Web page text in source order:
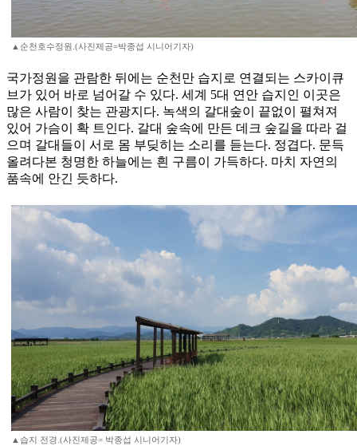
▲순천호수정원.(사진제공=박종섭 시니어기자)
국가정원을 관람한 뒤에는 순천만 습지로 연결되는 스카이큐
브가 있어 바로 넘어갈 수 있다. 세계 5대 연안 습지인 이곳은
많은 사람이 찾는 관광지다. 녹색의 갈대숲이 끝없이 펼쳐져
있어 가슴이 확 트인다. 갈대 숲속에 만든 데크 숲길을 따라 걸
으며 갈대들이 서로 몸 부딪히는 소리를 듣는다. 정겹다. 문득
올려다본 청명한 하늘에는 흰 구름이 가득하다. 마치 자연의
품속에 안긴 듯하다.
▲습지 전경.(사진제공= 박종섭 시니어기자)